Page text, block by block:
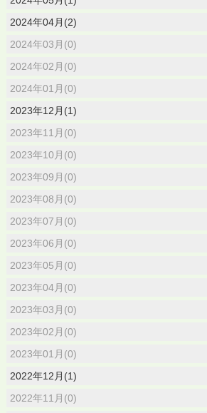
2024年04月(2)
2024年03月(0)
2024年02月(0)
2024年01月(0)
2023年12月(1)
2023年11月(0)
2023年10月(0)
2023年09月(0)
2023年08月(0)
2023年07月(0)
2023年06月(0)
2023年05月(0)
2023年04月(0)
2023年03月(0)
2023年02月(0)
2023年01月(0)
2022年12月(1)
2022年11月(0)